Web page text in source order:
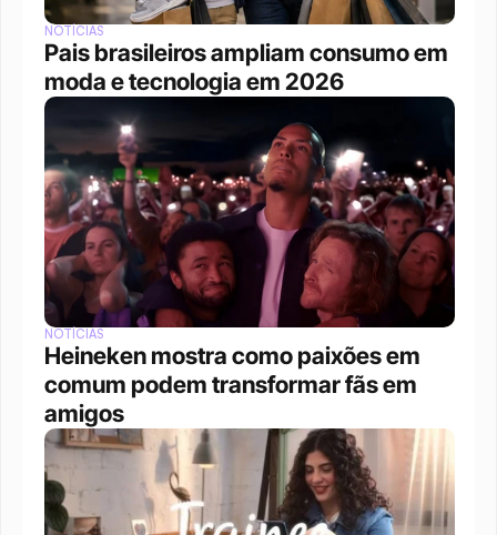
NOTÍCIAS
Pais brasileiros ampliam consumo em
moda e tecnologia em 2026
NOTÍCIAS
Heineken mostra como paixões em
comum podem transformar fãs em
amigos